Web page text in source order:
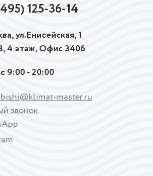
125-36-14
ул.Енисейская, 1
4 этаж, Офис 3406
9:00 - 20:00
master.ru
звонок